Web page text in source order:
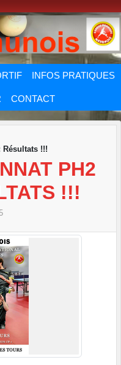
INFOS PRATIQUES
CONTACT
Résultats !!!
PH2
!!!